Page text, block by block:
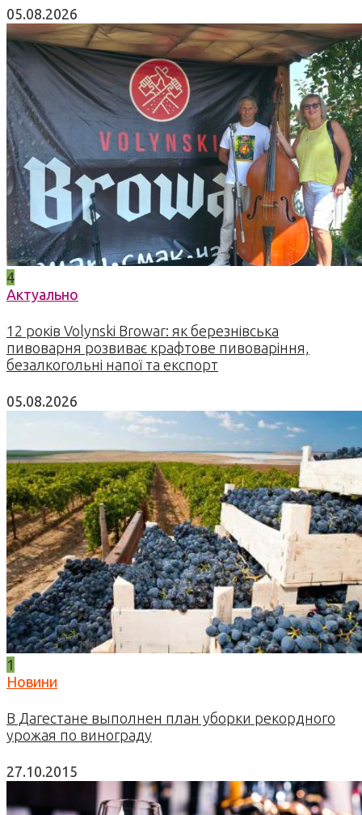
05.08.2026
4
Актуально
12 років Volynski Browar: як березнівська
пивоварня розвиває крафтове пивоваріння,
безалкогольні напої та експорт
05.08.2026
1
Новини
В Дагестане выполнен план уборки рекордного
урожая по винограду
27.10.2015